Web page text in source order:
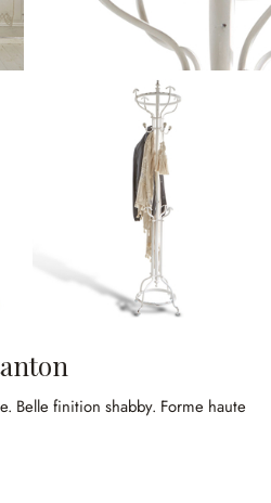
Belle finition shabby. Forme haute